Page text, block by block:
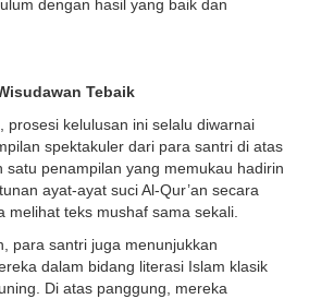
dengan hasil yang baik dan
Tebaik
prosesi kelulusan ini selalu diwarnai
spektakuler dari para santri di atas
satu penampilan yang memukau hadirin
ayat-ayat suci Al-Qur’an secara
melihat teks mushaf sama sekali.
para santri juga menunjukkan
dalam bidang literasi Islam klasik
Di atas panggung, mereka